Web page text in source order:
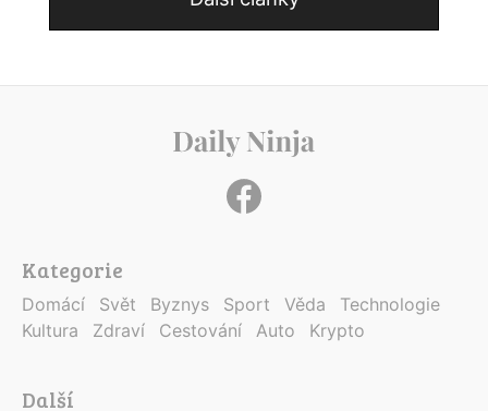
Kategorie
Domácí Svět Byznys Sport Věda
Technologie
Kultura
Zdraví Cestování Auto Krypto
Další